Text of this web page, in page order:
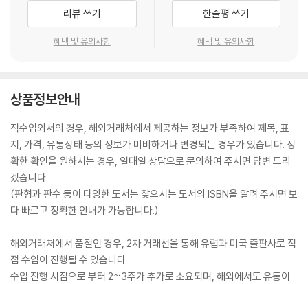
리뷰 쓰기
혜택 및 유의사항
한줄평 쓰기
혜택 및 유의사항
상품정보안내
직수입외서의 경우, 해외거래처에서 제공하는 정보가 부족하여 제목, 표
지, 가격, 유통상태 등의 정보가 미비하거나 변경되는 경우가 있습니다. 정
확한 확인을 원하시는 경우, 일대일 상담으로 문의하여 주시면 답변 드리
겠습니다.
(판형과 판수 등이 다양한 도서는 찾으시는 도서의 ISBN을 알려 주시면 보
다 빠르고 정확한 안내가 가능합니다.)
해외거래처에서 품절인 경우, 2차 거래선을 통해 유럽과 미국 출판사로 직
접 수입이 진행될 수 있습니다.
수입 진행 시점으로 부터 2~3주가 추가로 소요되며, 해외에서도 유통이